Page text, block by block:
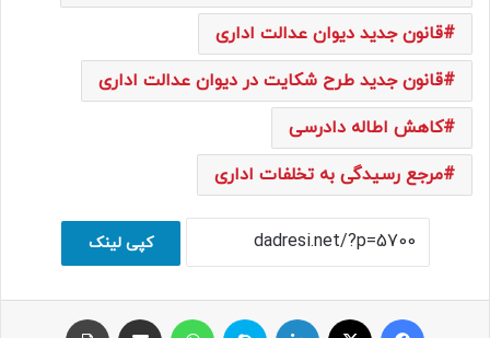
قانون جدید دیوان عدالت اداری
قانون جدید طرح شکایت در دیوان عدالت اداری
کاهش اطاله دادرسی
مرجع رسیدگی به تخلفات اداری
کپی لینک
فیسبوک ایکس لینکداین اسکایپ واتس آپ اشتراک با ایمیل